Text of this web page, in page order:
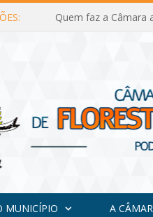
Quem faz a Câmara
MUNICÍPIO A